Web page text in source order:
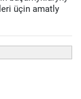
üçin amatly